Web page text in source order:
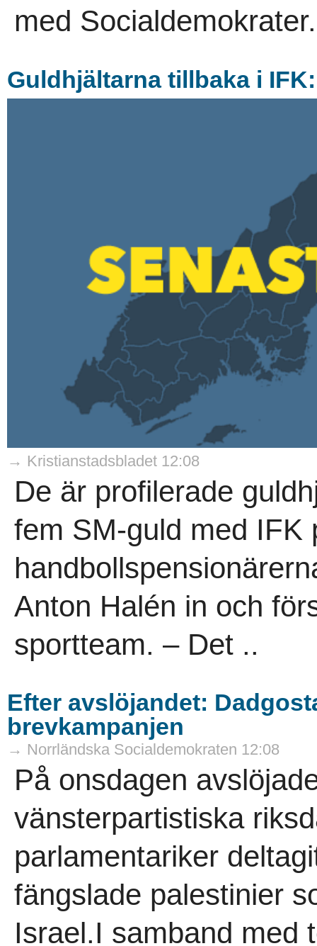
med
Guldhjältarna tillbaka i
→ Kristianstadsbladet 12:08
De är profilerade
fem SM-guld med IFK
Anton Halén in och
sportteam. – Det ..
Efter avslöjandet:
brevkampanjen
→ Norrländska Socialdemokraten 12:08
På onsdagen
vänsterpartistiska
parlamentariker
fängslade palestinier
Israel.I samband med